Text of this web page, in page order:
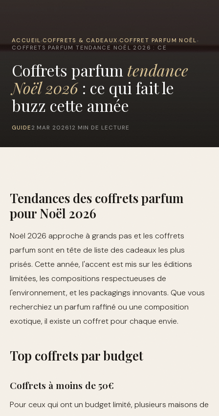
ACCUEIL ›COFFRETS & CADEAUX ›COFFRET PARFUM NOËL ›
COFFRETS PARFUM TENDANCE NOËL 2026 : CE
Coffrets parfum tendance
Noël 2026 : ce qui fait le
buzz cette année
GUIDE 2 MAR 202612 MIN DE LECTURE
Tendances des coffrets parfum
pour Noël 2026
Noël 2026 approche à grands pas et les coffrets
parfum sont en tête de liste des cadeaux les plus
prisés. Cette année, l'accent est mis sur les éditions
limitées, les compositions respectueuses de
l'environnement, et les packagings innovants. Que vous
recherchiez un parfum raffiné ou une composition
exotique, il existe un coffret pour chaque envie.
Top coffrets par budget
Coffrets à moins de 50€
Pour ceux qui ont un budget limité, plusieurs maisons de